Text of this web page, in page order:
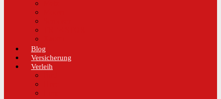
Blog
Versicherung
Verleih